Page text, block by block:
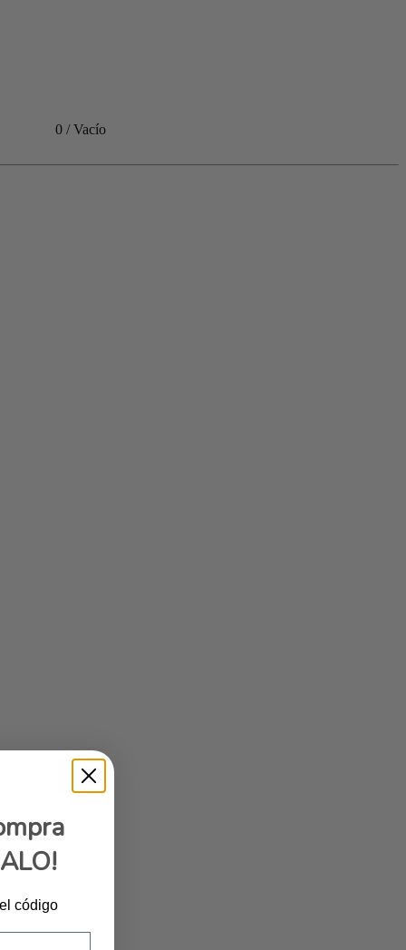
0 /Vacío
código